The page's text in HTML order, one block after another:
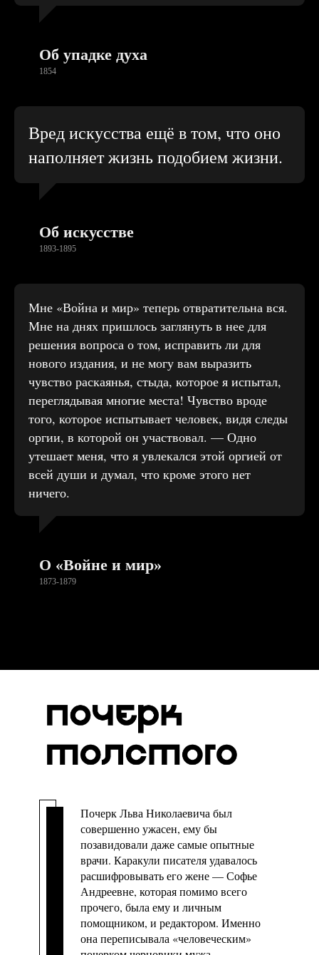
Об упадке духа
1854
Вред искусства ещё в том, что оно
наполняет жизнь подобием жизни.
Об искусстве
1893-1895
Мне «Война и мир» теперь отвратительна вся.
Мне на днях пришлось заглянуть в нее для
решения вопроса о том, исправить ли для
нового издания, и не могу вам выразить
чувство раскаянья, стыда, которое я испытал,
переглядывая многие места! Чувство вроде
того, которое испытывает человек, видя следы
оргии, в которой он участвовал. — Одно
утешает меня, что я увлекался этой оргией от
всей души и думал, что кроме этого нет
ничего.
О «Войне и мир»
1873-1879
Почерк Льва Николаевича был
совершенно ужасен, ему бы
позавидовали даже самые опытные
врачи. Каракули писателя удавалось
расшифровывать его жене — Софье
Андреевне, которая помимо всего
прочего, была ему и личным
помощником, и редактором. Именно
она переписывала «человеческим»